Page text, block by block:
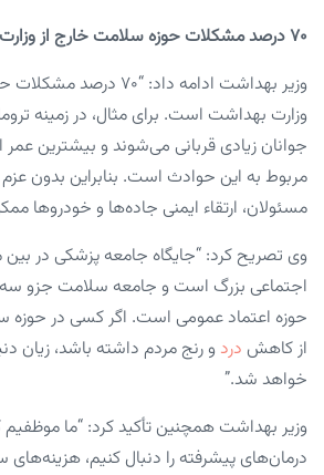
۷۰ درصد مشکلات حوزه سلامت خارج از وزارت بهداشت است
وزیر بهداشت ادامه داد:
وزارت بهداشت است. برای مثال، در زمینه
جوانان زیادی قربانی می‌شوند و بیشترین
مربوط به این حوادث است. بنابراین بدون
مسئولان، ارتقاء ایمنی جاده‌ها و خودروها
وی تصریح کرد: “جایگاه جامعه پزشکی در بین
اجتماعی بزرگ است و جامعه سلامت جزو سه
حوزه اعتماد عمومی است. اگر کسی در حوزه
از کاهش درد و رنج مردم داشته باشد، زیان
خواهد شد.”
وزیر بهداشت همچنین تأکید کرد: “ما
درمان‌های پیشرفته را دنبال کنیم،